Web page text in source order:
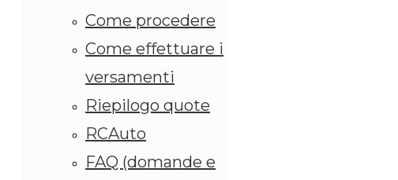
Come procedere
Come effettuare i
versamenti
Riepilogo quote
RCAuto
FAQ (domande e